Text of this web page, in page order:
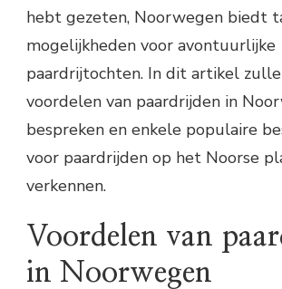
hebt gezeten, Noorwegen biedt
mogelijkheden voor avontuurlijke
paardrijtochten. In dit artikel
voordelen van paardrijden in
bespreken en enkele populaire
voor paardrijden op het Noorse
verkennen.
Voordelen van
in Noorwegen